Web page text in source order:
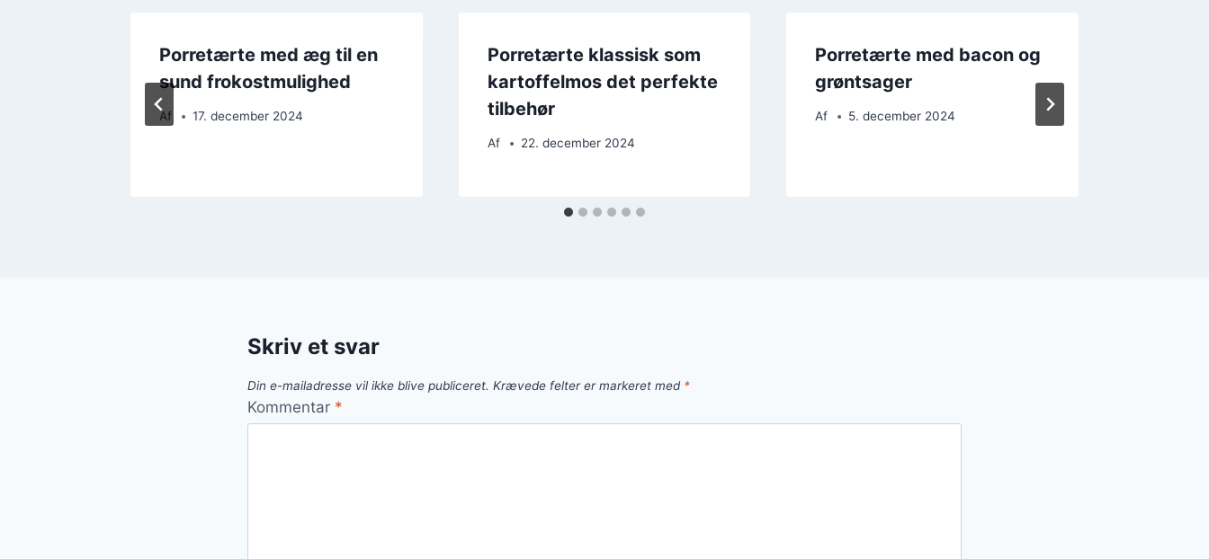
Porretærte med æg til en
sund frokostmulighed
Af 17. december 2024
Porretærte klassisk som
kartoffelmos det perfekte
tilbehør
Af 22. december 2024
Porretærte med bacon og
grøntsager
Af 5. december 2024
Skriv et svar
Din e-mailadresse vil ikke blive publiceret. Krævede felter er markeret med *
Kommentar *